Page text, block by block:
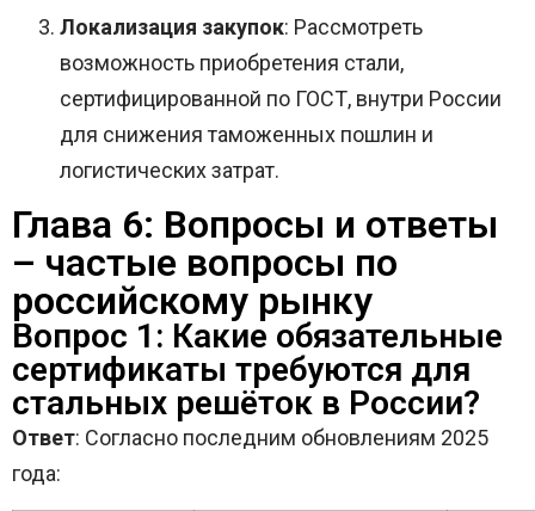
Локализация закупок: Рассмотреть
возможность приобретения стали,
сертифицированной по ГОСТ, внутри России
для снижения таможенных пошлин и
логистических затрат.
Глава 6: Вопросы и ответы
– частые вопросы по
российскому рынку
Вопрос 1: Какие обязательные
сертификаты требуются для
стальных решёток в России?
Ответ: Согласно последним обновлениям 2025
года: